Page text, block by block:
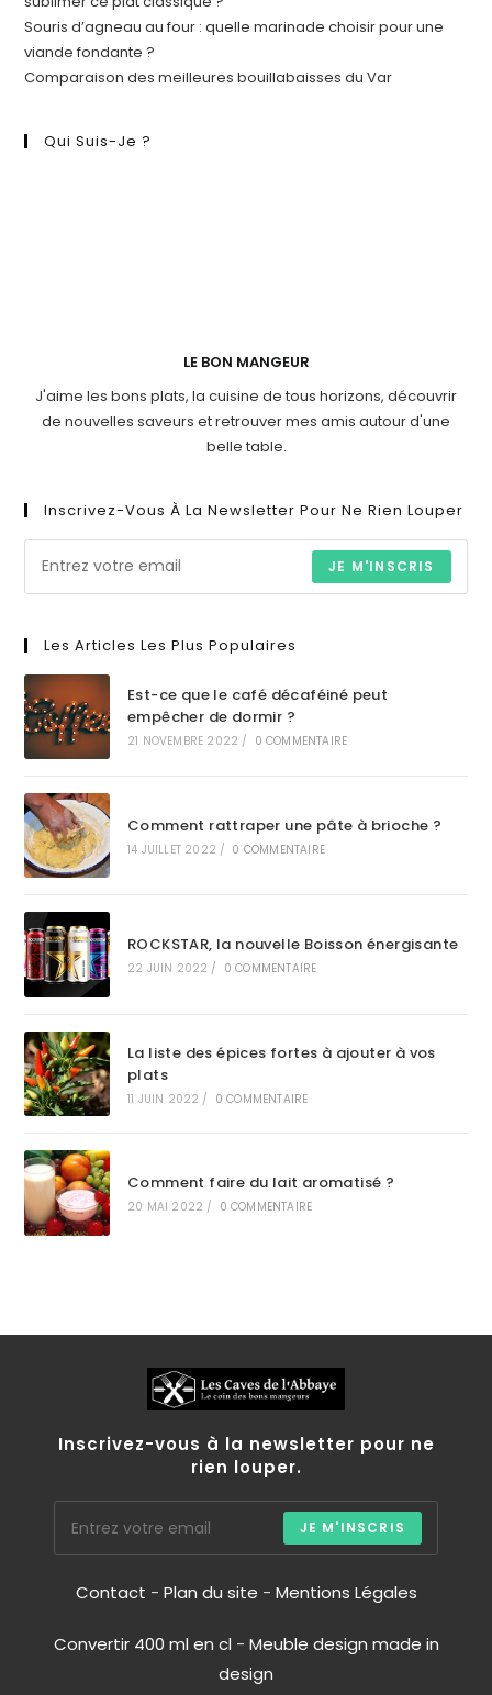
Souris d’agneau au four : quelle marinade choisir pour une
viande fondante ?
Comparaison des meilleures bouillabaisses du Var
Qui Suis-Je ?
LE BON MANGEUR
J'aime les bons plats, la cuisine de tous horizons, découvrir
de nouvelles saveurs et retrouver mes amis autour d'une
belle table.
Inscrivez-Vous À La Newsletter Pour Ne Rien Louper
JE M'INSCRIS
Les Articles Les Plus Populaires
Est-ce que le café décaféiné peut
empêcher de dormir ?
21 NOVEMBRE 2022 / 0 COMMENTAIRE
Comment rattraper une pâte à brioche ?
14 JUILLET 2022 / 0 COMMENTAIRE
ROCKSTAR, la nouvelle Boisson énergisante
22 JUIN 2022 / 0 COMMENTAIRE
La liste des épices fortes à ajouter à vos
plats
11 JUIN 2022 / 0 COMMENTAIRE
Comment faire du lait aromatisé ?
20 MAI 2022 / 0 COMMENTAIRE
Inscrivez-vous à la newsletter pour ne
rien louper.
JE M'INSCRIS
Contact - Plan du site - Mentions Légales
Convertir 400 ml en cl - Meuble design made in
design